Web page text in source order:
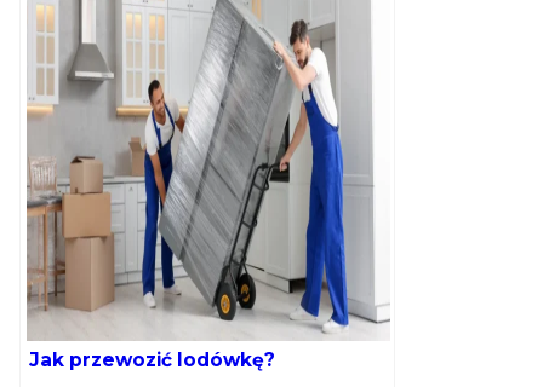
Jak przewozić lodówkę?